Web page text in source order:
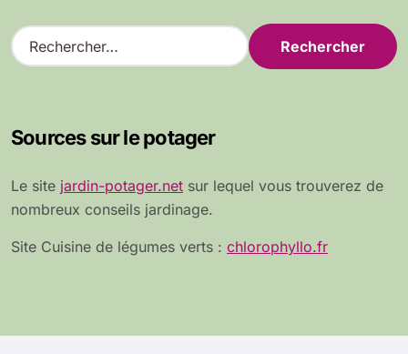
R
e
r
e
r
:
Sources sur le potager
Le site jardin-potager.net sur lequel vous trouverez de
nombreux conseils jardinage.
Site Cuisine de légumes verts : chlorophyllo.fr